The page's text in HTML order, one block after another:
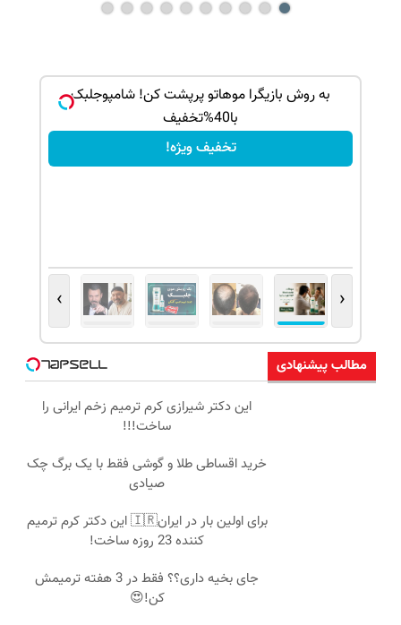
به روش بازیگرا موهاتو پرپشت کن! شامپوجلبک
با40%تخفیف
تخفیف ویژه!
‹
›
مطالب پیشنهادی
این دکتر شیرازی کرم ترمیم زخم ایرانی را
ساخت!!!
خرید اقساطی طلا و گوشی فقط با یک برگ چک
صیادی
برای اولین بار در ایران🇮🇷 این دکتر کرم ترمیم
کننده 23 روزه ساخت!
جای بخیه داری؟؟ فقط در 3 هفته ترمیمش
کن!😍